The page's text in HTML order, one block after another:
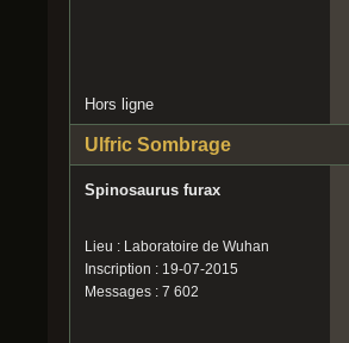
Hors ligne
Ulfric Sombrage
Spinosaurus furax
Lieu : Laboratoire de Wuhan
Inscription : 19-07-2015
Messages : 7 602